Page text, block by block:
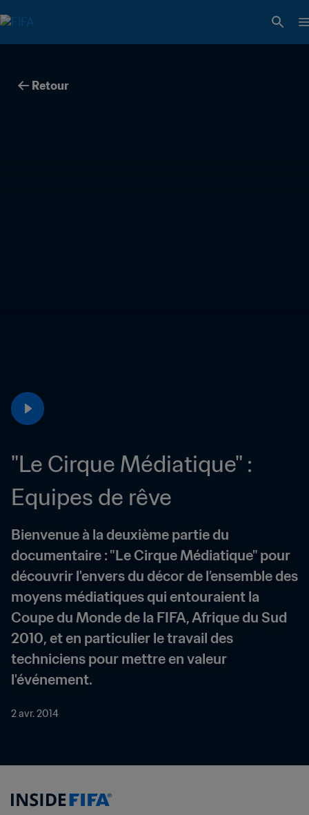
Retour
"Le Cirque Médiatique" :
Equipes de rêve
Bienvenue à la deuxième partie du
documentaire : "Le Cirque Médiatique" pour
découvrir l'envers du décor de l’ensemble des
moyens médiatiques qui entouraient la
Coupe du Monde de la FIFA, Afrique du Sud
2010, et en particulier le travail des
techniciens pour mettre en valeur
l'événement.
2 avr. 2014